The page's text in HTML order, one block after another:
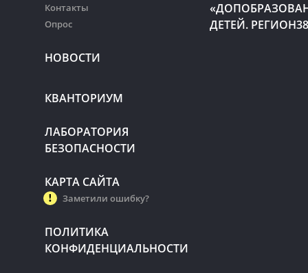
Контакты
Опрос
НОВОСТИ
ДЕТЕЙ.
КВАНТОРИУМ
ЛАБОРАТОРИЯ
БЕЗОПАСНОСТИ
КАРТА САЙТА
Заметили ошибку?
ПОЛИТИКА
КОНФИДЕНЦИАЛЬНОСТИ